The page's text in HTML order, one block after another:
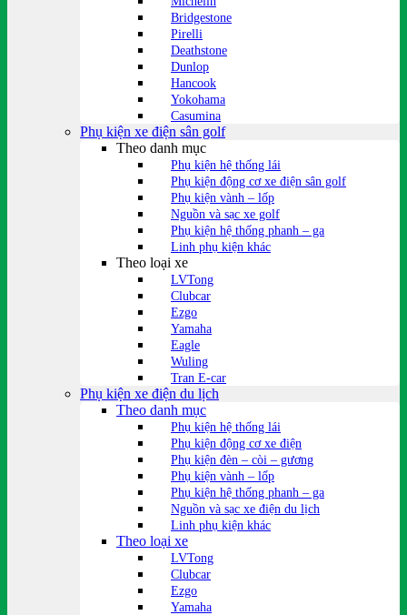
Bridgestone
Pirelli
Deathstone
Dunlop
Hancook
Yokohama
Casumina
Phụ kiện xe điện sân golf
Theo danh mục
Phụ kiện hệ thống lái
Phụ kiện động cơ xe điện sân golf
Phụ kiện vành – lốp
Nguồn và sạc xe golf
Phụ kiện hệ thống phanh – ga
Linh phụ kiện khác
Theo loại xe
LVTong
Clubcar
Ezgo
Yamaha
Eagle
Wuling
Tran E-car
Phụ kiện xe điện du lịch
Theo danh mục
Phụ kiện hệ thống lái
Phụ kiện động cơ xe điện
Phụ kiện đèn – còi – gương
Phụ kiện vành – lốp
Phụ kiện hệ thống phanh – ga
Nguồn và sạc xe điện du lịch
Linh phụ kiện khác
Theo loại xe
LVTong
Clubcar
Ezgo
Yamaha